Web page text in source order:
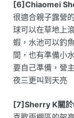
[6]Chiaomei
很適合親子露營
球可以在草地上
蝦，水池可以釣
間，也有準備小
要自己準備，營
夜三更叫到天亮
[7]Sherry K關